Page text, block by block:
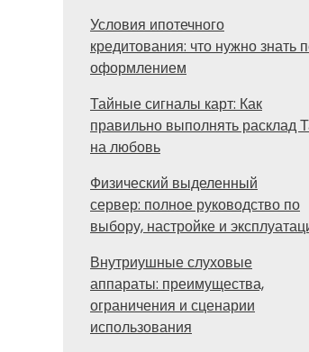
Условия ипотечного
кредитования: что нужно знать
оформлением
Тайные сигналы карт: Как
правильно выполнять расклад
на любовь
Физический выделенный
сервер: полное руководство по
выбору, настройке и
Внутриушные слуховые
аппараты: преимущества,
ограничения и сценарии
использования